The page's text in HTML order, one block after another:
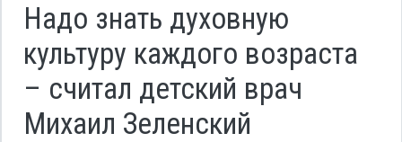
Надо знать духовную
культуру каждого возраста
– считал детский врач
Михаил Зеленский